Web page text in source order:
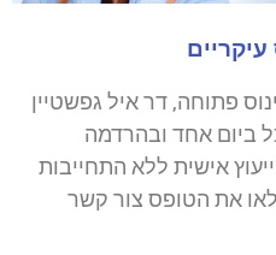
פתוחה, דר איל גפשטיין
והכל ביום אחד ובהרדמה
אישית ללא התחייבות
8908940 או מלאו את הטופס צור קשר